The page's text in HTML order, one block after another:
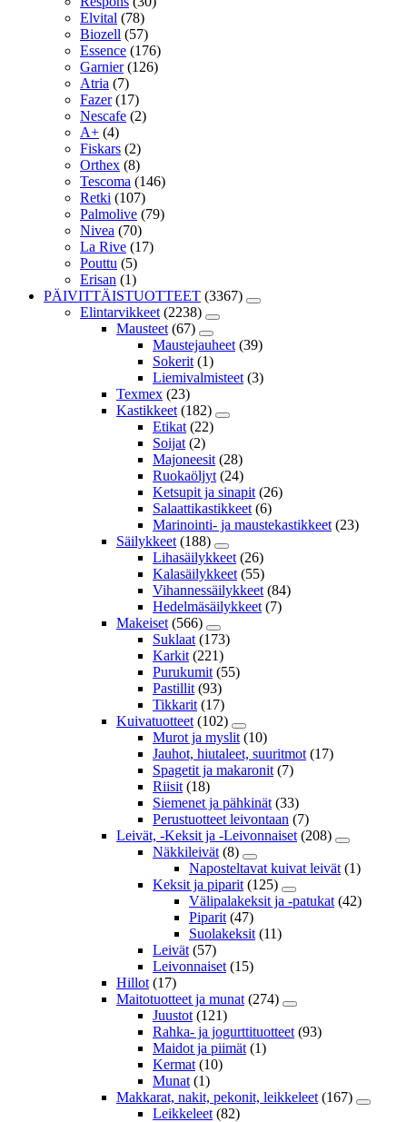
Elvital (78)
Biozell (57)
Essence (176)
Garnier (126)
Atria (7)
Fazer (17)
Nescafe (2)
A+ (4)
Fiskars (2)
Orthex (8)
Tescoma (146)
Retki (107)
Palmolive (79)
Nivea (70)
La Rive (17)
Pouttu (5)
Erisan (1)
PÄIVITTÄISTUOTTEET (3367)
Elintarvikkeet (2238)
Mausteet (67)
Maustejauheet (39)
Sokerit (1)
Liemivalmisteet (3)
Texmex (23)
Kastikkeet (182)
Etikat (22)
Soijat (2)
Majoneesit (28)
Ruokaöljyt (24)
Ketsupit ja sinapit (26)
Salaattikastikkeet (6)
Marinointi- ja maustekastikkeet (23)
Säilykkeet (188)
Lihasäilykkeet (26)
Kalasäilykkeet (55)
Vihannessäilykkeet (84)
Hedelmäsäilykkeet (7)
Makeiset (566)
Suklaat (173)
Karkit (221)
Purukumit (55)
Pastillit (93)
Tikkarit (17)
Kuivatuotteet (102)
Murot ja myslit (10)
Jauhot, hiutaleet, suuritmot (17)
Spagetit ja makaronit (7)
Riisit (18)
Siemenet ja pähkinät (33)
Perustuotteet leivontaan (7)
Leivät, -Keksit ja -Leivonnaiset (208)
Näkkileivät (8)
Naposteltavat kuivat leivät (1)
Keksit ja piparit (125)
Välipalakeksit ja -patukat (42)
Piparit (47)
Suolakeksit (11)
Leivät (57)
Leivonnaiset (15)
Hillot (17)
Maitotuotteet ja munat (274)
Juustot (121)
Rahka- ja jogurttituotteet (93)
Maidot ja piimät (1)
Kermat (10)
Munat (1)
Makkarat, nakit, pekonit, leikkeleet (167)
Leikkeleet (82)